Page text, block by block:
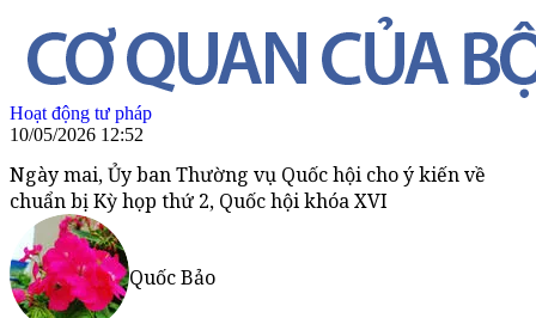
Hoạt động tư pháp
10/05/2026 12:52
Ngày mai, Ủy ban Thường vụ Quốc hội cho ý kiến về
chuẩn bị Kỳ họp thứ 2, Quốc hội khóa XVI
Quốc Bảo